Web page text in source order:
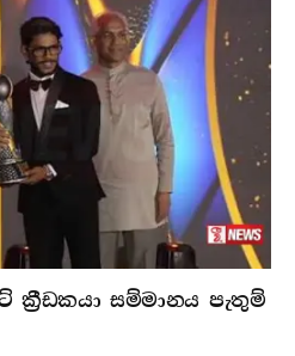
ක්‍රීඩකයා සම්මානය පැතුම්